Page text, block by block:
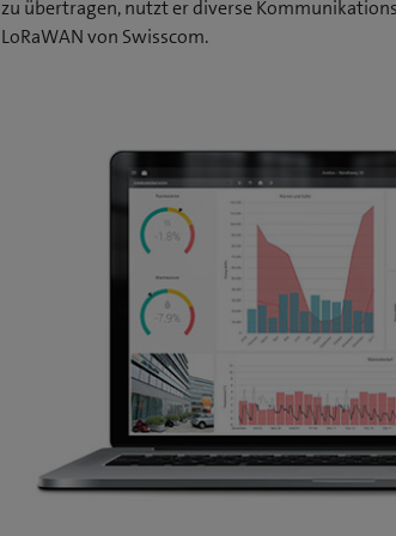
zu übertragen, nutzt er diverse
LoRaWAN von Swisscom.